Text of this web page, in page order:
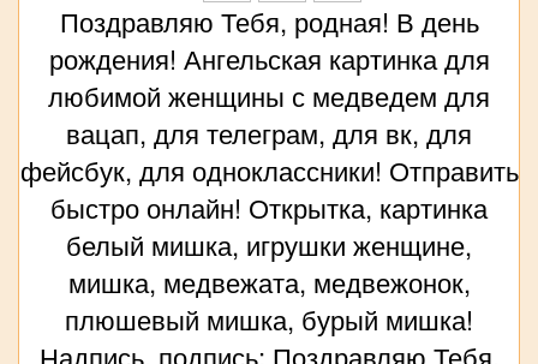
Поздравляю Тебя, родная! В день
рождения! Ангельская картинка для
любимой женщины с медведем для
вацап, для телеграм, для вк, для
фейсбук, для одноклассники! Отправить
быстро онлайн! Открытка, картинка
белый мишка, игрушки женщине,
мишка, медвежата, медвежонок,
плюшевый мишка, бурый мишка!
Надпись, подпись: Поздравляю Тебя,